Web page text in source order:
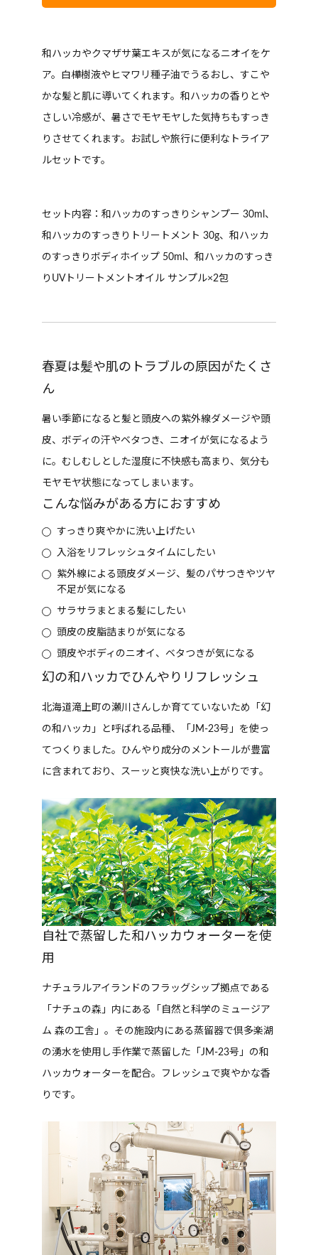
和ハッカやクマザサ葉エキスが気になるニオイをケ
ア。白樺樹液やヒマワリ種子油でうるおし、すこや
かな髪と肌に導いてくれます。和ハッカの香りとや
さしい冷感が、暑さでモヤモヤした気持ちもすっき
りさせてくれます。お試しや旅行に便利なトライア
ルセットです。
セット内容：和ハッカのすっきりシャンプー 30ml、
和ハッカのすっきりトリートメント 30g、和ハッカ
のすっきりボディホイップ 50ml、和ハッカのすっき
りUVトリートメントオイル サンプル×2包
春夏は髪や肌のトラブルの原因がたくさ
ん
暑い季節になると髪と頭皮への紫外線ダメージや頭
皮、ボディの汗やベタつき、ニオイが気になるよう
に。むしむしとした湿度に不快感も高まり、気分も
モヤモヤ状態になってしまいます。
こんな悩みがある方におすすめ
すっきり爽やかに洗い上げたい
入浴をリフレッシュタイムにしたい
紫外線による頭皮ダメージ、髪のパサつきやツヤ
不足が気になる
サラサラまとまる髪にしたい
頭皮の皮脂詰まりが気になる
頭皮やボディのニオイ、ベタつきが気になる
幻の和ハッカでひんやりリフレッシュ
北海道滝上町の瀬川さんしか育てていないため「幻
の和ハッカ」と呼ばれる品種、「JM-23号」を使っ
てつくりました。ひんやり成分のメントールが豊富
に含まれており、スーッと爽快な洗い上がりです。
自社で蒸留した和ハッカウォーターを使
用
ナチュラルアイランドのフラッグシップ拠点である
「ナチュの森」内にある「自然と科学のミュージア
ム 森の工舎」。その施設内にある蒸留器で倶多楽湖
の湧水を使用し手作業で蒸留した「JM-23号」の和
ハッカウォーターを配合。フレッシュで爽やかな香
りです。